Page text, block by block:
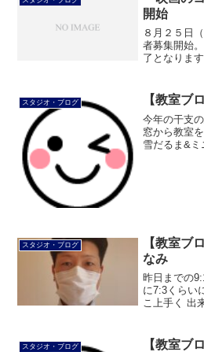
開始
８月２５日
者募集開始
了となりま
る本格的な
シーン映像
スタジオ・ブログ 【教室ブ
今年の干支
窓から教室
雪だるま&
スタジオ・ブログ
【教室ブ
なみ
昨日までの
に7:3くらい
こ上手く 出
変わらない
ースタイル
スタジオ・ブログ
【教室ブ